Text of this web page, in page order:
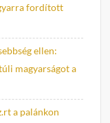
fordított
ellen:
magyarságot a
a palánkon